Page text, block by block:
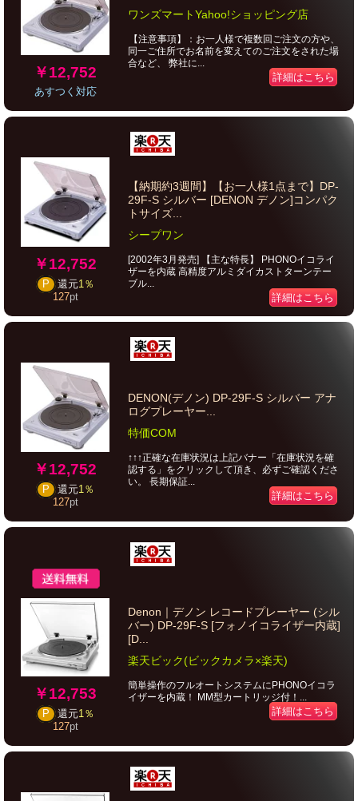
￥12,752
あすつく対応
ワンズマートYahoo!ショッピング店
【注意事項】：お一人様で複数回ご注文の方や、
同一ご住所でお名前を変えてのご注文をされた場
合など、 弊社に...
詳細はこちら
￥12,752
P 還元1％
127pt
【納期約3週間】【お一人様1点まで】DP-
29F-S シルバー [DENON デノン]コンパク
トサイズ...
シープワン
[2002年3月発売] 【主な特長】 PHONOイコライ
ザーを内蔵 高精度アルミダイカストターンテー
ブル...
詳細はこちら
￥12,752
P 還元1％
127pt
DENON(デノン) DP-29F-S シルバー アナ
ログプレーヤー...
特価COM
↑↑↑正確な在庫状況は上記バナー「在庫状況を確
認する」をクリックして頂き、必ずご確認くださ
い。 長期保証...
詳細はこちら
￥12,753
P 還元1％
127pt
Denon｜デノン レコードプレーヤー (シル
バー) DP-29F-S [フォノイコライザー内蔵]
[D...
楽天ビック(ビックカメラ×楽天)
簡単操作のフルオートシステムにPHONOイコラ
イザーを内蔵！ MM型カートリッジ付！...
詳細はこちら